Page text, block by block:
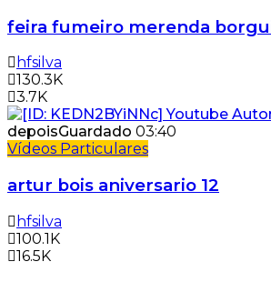
feira fumeiro merenda
hfsilva
130.3K
3.7K
depoisGuardado 03:40
Vídeos Particulares
artur bois aniversario 12
hfsilva
100.1K
16.5K